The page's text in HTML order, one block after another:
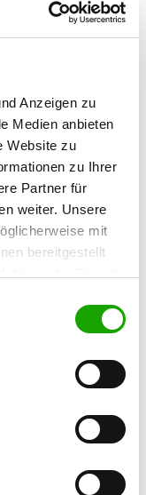
Anzeigen zu
Medien anbieten
Website zu
zu Ihrer
Partner für
weiter. Unsere
mit
bereitgestellt
nutzen.